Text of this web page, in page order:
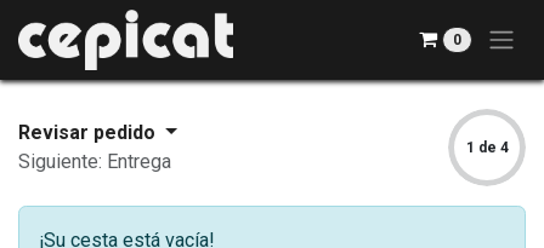
0
Revisar pedido
Siguiente: Entrega
1 de 4
¡Su cesta está vacía!